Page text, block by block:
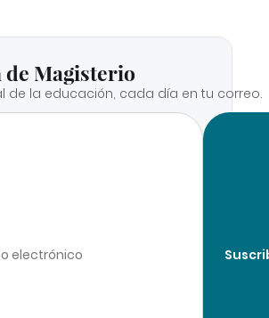
Magisterio
de la educación, cada día en tu correo.